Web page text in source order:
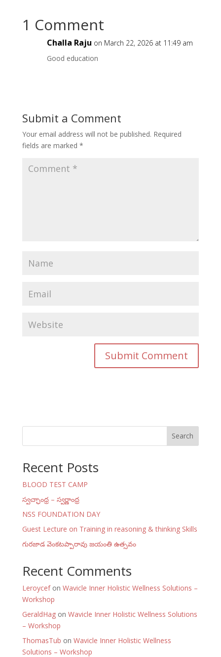
1 Comment
Challa Raju on March 22, 2026 at 11:49 am
Good education
Submit a Comment
Your email address will not be published. Required
fields are marked *
Search
Recent Posts
BLOOD TEST CAMP
స్వచ్ఛాంధ్ర – స్వర్ణాంధ్ర
NSS FOUNDATION DAY
Guest Lecture on Training in reasoning & thinking Skills
గురజాడ వెంకటప్పారావు జయంతి ఉత్సవం
Recent Comments
Leroycefon Wavicle Inner Holistic Wellness Solutions –
Workshop
GeraldHagon Wavicle Inner Holistic Wellness Solutions
– Workshop
ThomasTub on Wavicle Inner Holistic Wellness
Solutions – Workshop